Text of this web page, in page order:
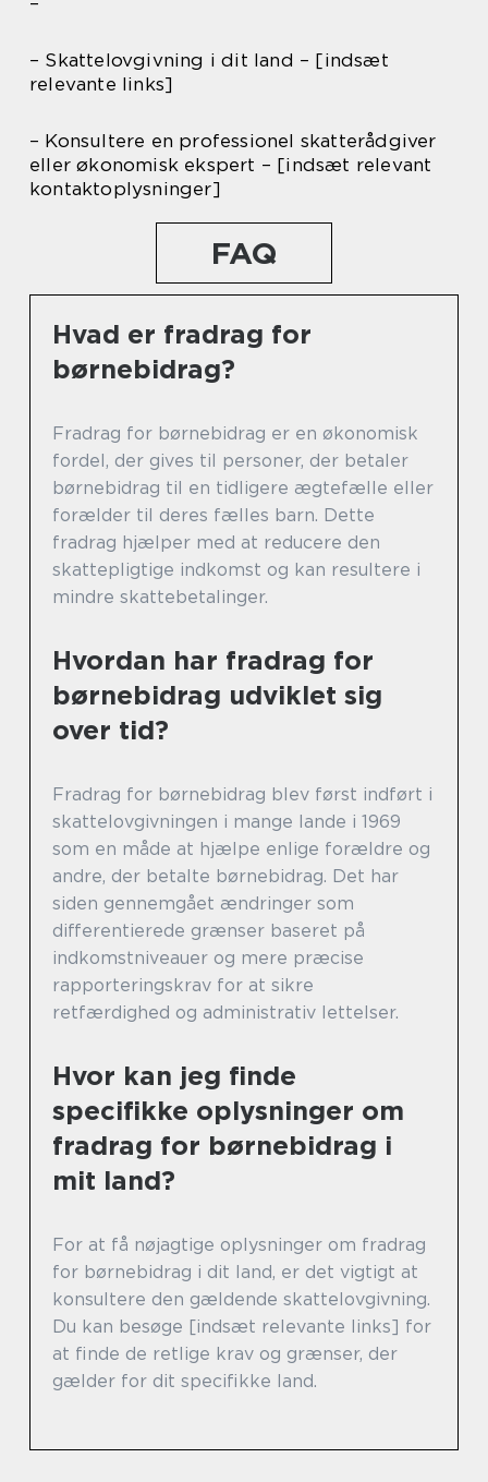
– Skattelovgivning i dit land – [indsæt
relevante links]
– Konsultere en professionel skatterådgiver
eller økonomisk ekspert – [indsæt relevant
kontaktoplysninger]
FAQ
Hvad er fradrag for
børnebidrag?
Fradrag for børnebidrag er en økonomisk
fordel, der gives til personer, der betaler
børnebidrag til en tidligere ægtefælle eller
forælder til deres fælles barn. Dette
fradrag hjælper med at reducere den
skattepligtige indkomst og kan resultere i
mindre skattebetalinger.
Hvordan har fradrag for
børnebidrag udviklet sig
over tid?
Fradrag for børnebidrag blev først indført i
skattelovgivningen i mange lande i 1969
som en måde at hjælpe enlige forældre og
andre, der betalte børnebidrag. Det har
siden gennemgået ændringer som
differentierede grænser baseret på
indkomstniveauer og mere præcise
rapporteringskrav for at sikre
retfærdighed og administrativ lettelser.
Hvor kan jeg finde
specifikke oplysninger om
fradrag for børnebidrag i
mit land?
For at få nøjagtige oplysninger om fradrag
for børnebidrag i dit land, er det vigtigt at
konsultere den gældende skattelovgivning.
Du kan besøge [indsæt relevante links] for
at finde de retlige krav og grænser, der
gælder for dit specifikke land.